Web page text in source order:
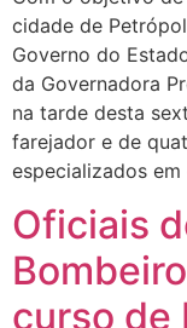
cidade de
Governo do
da Governadora
na tarde desta
farejador e de
especializados
Oficiais
curso de